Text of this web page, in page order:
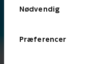
Nødvendig
Præferencer